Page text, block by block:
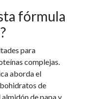
fórmula
para
complejas.
aborda el
de
de papa y